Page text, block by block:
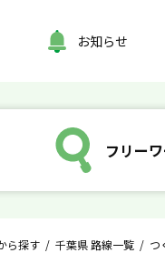
お知らせ
フリー
ら探す / 千葉県 路線一覧 / つ